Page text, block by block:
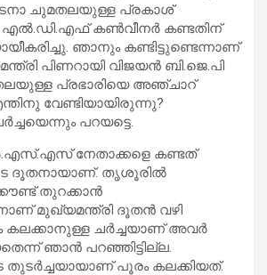
ചുമതലയുള്ള പ്രകാശ്
എല്‍.ഡി.എഫ് കണ്‍വീനര്‍ കണ്ടതിന്
ഞാനും കണ്ടിട്ടുണ്ടെന്നാണ്
പിണറായി വിജയന്‍ ബി.ജെ.പി
പ്രഭാരിയെ അഞ്ചാറ്
വേണ്ടിയായിരുന്നു?
പറയട്ടെ.
നേതാക്കളെ കണ്ടത്
ദൂതനായാണ്. തൃശൂരില്‍
തുറക്കാന്‍
മുഖ്യമന്ത്രി ദൂതന്‍ വഴി
കലക്കാനുള്ള ചര്‍ച്ചയാണ് അവര്‍
ഞാന്‍ പറഞ്ഞിട്ടില്ല.
തുടര്‍ച്ചയായാണ് പൂരം കലക്കിയത്.